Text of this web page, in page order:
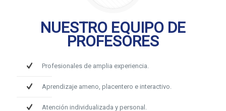
NUESTRO EQUIPO DE
PROFESORES
Profesionales de amplia experiencia.
Aprendizaje ameno, placentero e interactivo.
Atención individualizada y personal.